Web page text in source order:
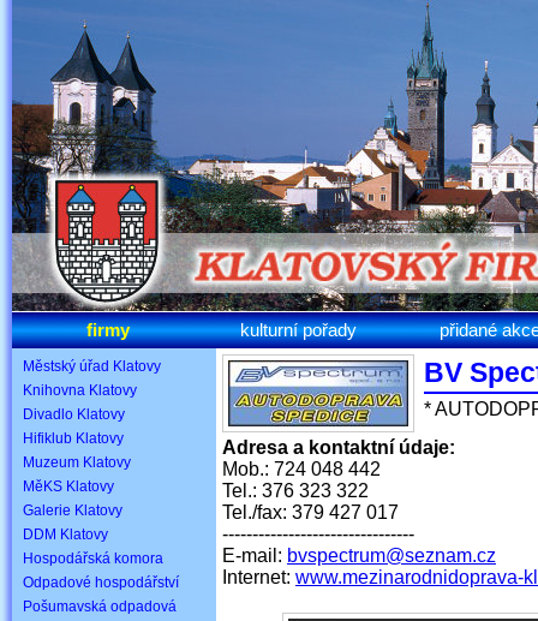
firmy kulturní pořady přidané
Městský úřad Klatovy
Knihovna Klatovy
Divadlo Klatovy
Hifiklub Klatovy
Muzeum Klatovy
MěKS Klatovy
Galerie Klatovy
DDM Klatovy
Hospodářská komora
Odpadové hospodářství
Pošumavská odpadová
BV
*
Adresa a kontaktní údaje:
Mob.: 724 048 442
Tel.: 376 323 322
Tel./fax: 379 427 017
--------------------------------
E-mail: bvspectrum@seznam.cz
Internet: www.mezinarodnidoprava-